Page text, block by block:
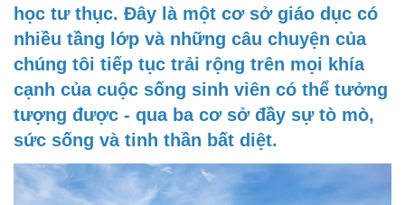
học tư thục. Đây là một cơ sở giáo dục có
nhiều tầng lớp và những câu chuyện của
chúng tôi tiếp tục trải rộng trên mọi khía
cạnh của cuộc sống sinh viên có thể tưởng
tượng được - qua ba cơ sở đầy sự tò mò,
sức sống và tinh thần bất diệt.